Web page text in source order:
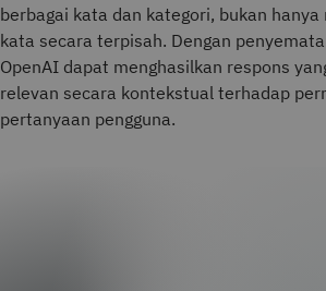
berbagai kata dan kategori, bukan
kata secara terpisah. Dengan
OpenAI dapat menghasilkan respons
relevan secara kontekstual terhadap
pertanyaan pengguna.